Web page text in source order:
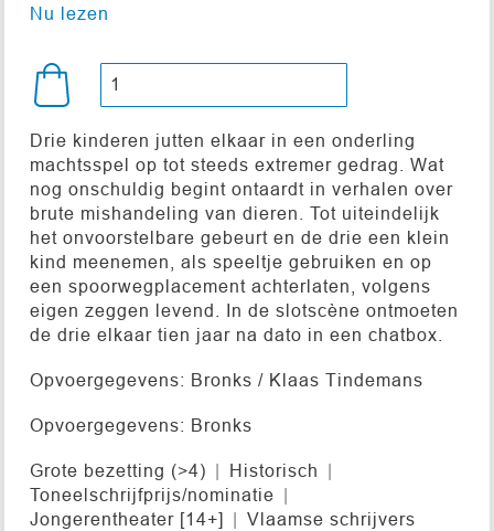
Nu lezen
Drie kinderen jutten elkaar in een onderling
machtsspel op tot steeds extremer gedrag. Wat
nog onschuldig begint ontaardt in verhalen over
brute mishandeling van dieren. Tot uiteindelijk
het onvoorstelbare gebeurt en de drie een klein
kind meenemen, als speeltje gebruiken en op
een spoorwegplacement achterlaten, volgens
eigen zeggen levend. In de slotscène ontmoeten
de drie elkaar tien jaar na dato in een chatbox.
Opvoergegevens: Bronks / Klaas Tindemans
Opvoergegevens: Bronks
Grote bezetting (>4)
Historisch
Toneelschrijfprijs/nominatie
Jongerentheater [14+]
Vlaamse schrijvers